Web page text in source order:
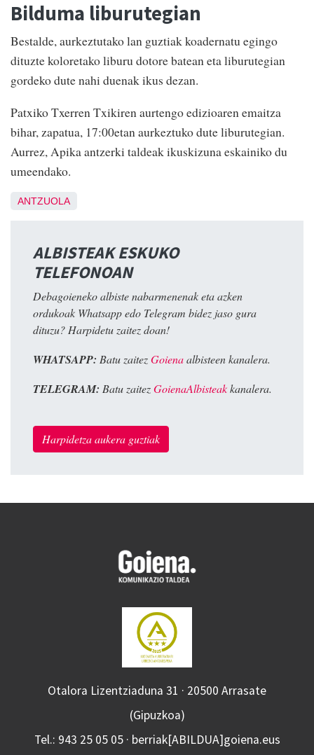
Bilduma liburutegian
Bestalde, aurkeztutako lan guztiak koadernatu egingo
dituzte koloretako liburu dotore batean eta liburutegian
gordeko dute nahi duenak ikus dezan.
Patxiko Txerren Txikiren aurtengo edizioaren emaitza
bihar, zapatua, 17:00etan aurkeztuko dute liburutegian.
Aurrez, Apika antzerki taldeak ikuskizuna eskainiko du
umeendako.
ANTZUOLA
ALBISTEAK ESKUKO
TELEFONOAN
Debagoieneko albiste nabarmenenak eta azken
ordukoak Whatsapp edo Telegram bidez jaso gura
dituzu? Harpidetu zaitez doan!
WHATSAPP: Batu zaitezGoienaalbisteen kanalera.
TELEGRAM: Batu zaitezGoienaAlbisteakkanalera.
Harpidetza aukera guztiak
Otalora Lizentziaduna 31 · 20500 Arrasate
(Gipuzkoa)
Tel.: 943 25 05 05 · berriak[ABILDUA]goiena.eus